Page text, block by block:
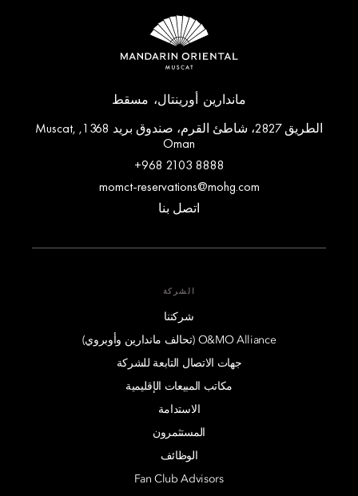
ماندارين أورينتال، مسقط
الطريق 2827، شاطئ القرم، صندوق بريد 1368, Muscat,
Oman
+968 2103 8888
momct-reservations@mohg.com
اتصل بنا
الشركة
شركتنا
O&MO Alliance (تحالف ماندارين وأوبروي)
جهات الاتصال التابعة للشركة
مكاتب المبيعات الإقليمية
الاستدامة
المستثمرون
الوظائف
Fan Club Advisors